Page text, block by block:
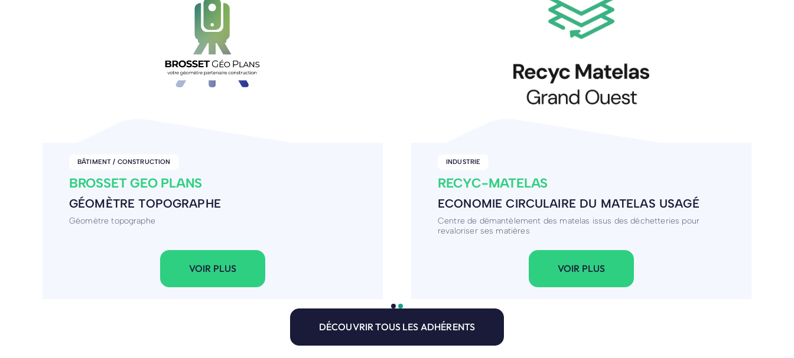
INDUSTRIE
KVERNELAND GROUP LLG
FABRICATION DE MACHINES AGRICOLES
Leader mondial dans le développement, la fabrication et la distribution
VOIR PLUS
BÂTIMENT / CONSTRUCTION
BROSSET GEO PLANS
GÉOMÈTRE TOPOGRAPHE
Géomètre topographe
VOIR PLUS
DÉCOUVRIR TOUS LES ADHÉRENTS